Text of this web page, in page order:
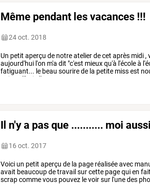
Même pendant les vacances !!!
24 oct. 2018
Un petit aperçu de notreatelierdecet après midi,
aujourd'hui l'on m'a dit "c'est mieuxqu'à l'écoleà
fatiguant... le beau sourirede la petite missest
aujourd'hui elle
Il n'y a pas que ........... moi aussi
16 oct. 2017
Voici un petit aperçu de la page réaliséeavec
avait beaucoupdetravail surcette pagequien fait
scrapcommevous pouvez levoirsur l'unedes